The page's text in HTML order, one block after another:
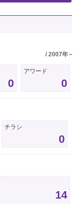
/ 2007年～
0
アワード
0
チラシ
0
14